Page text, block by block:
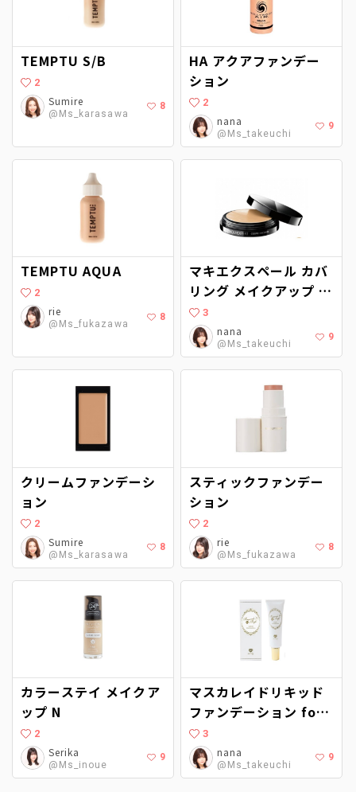
TEMPTU S/B
2
Sumire
@Ms_karasawa
8
HA アクアファンデー
ション
2
nana
@Ms_takeuchi
9
TEMPTU AQUA
2
rie
@Ms_fukazawa
8
マキエクスペール カバ
リング メイクアップ フ
ァンデーション
3
nana
@Ms_takeuchi
9
クリームファンデーシ
ョン
2
Sumire
@Ms_karasawa
8
スティックファンデー
ション
2
rie
@Ms_fukazawa
8
カラーステイ メイクア
ップ N
2
Serika
@Ms_inoue
9
マスカレイドリキッド
ファンデーション for
ホワイト
3
nana
@Ms_takeuchi
9